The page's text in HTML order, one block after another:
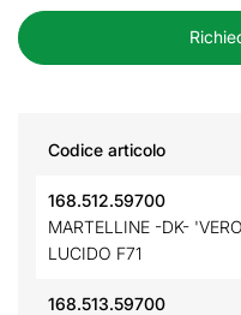
Codice articolo
168.512.59700
MARTELLINE -DK-
LUCIDO F71
168.513.59700